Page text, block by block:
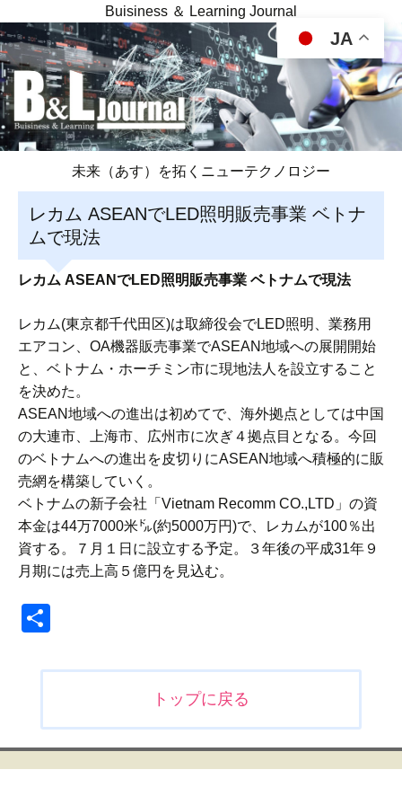
Buisiness ＆ Learning Journal
未来（あす）を拓くニューテクノロジー
レカム ASEANでLED照明販売事業 ベトナ
ムで現法
レカム ASEANでLED照明販売事業 ベトナムで現法
レカム(東京都千代田区)は取締役会でLED照明、業務用
エアコン、OA機器販売事業でASEAN地域への展開開始
と、ベトナム・ホーチミン市に現地法人を設立すること
を決めた。
ASEAN地域への進出は初めてで、海外拠点としては中国
の大連市、上海市、広州市に次ぎ４拠点目となる。今回
のベトナムへの進出を皮切りにASEAN地域へ積極的に販
売網を構築していく。
ベトナムの新子会社「Vietnam Recomm CO.,LTD」の資
本金は44万7000米㌦(約5000万円)で、レカムが100％出
資する。７月１日に設立する予定。３年後の平成31年９
月期には売上高５億円を見込む。
ビ
ゲ
トップに戻る
JA